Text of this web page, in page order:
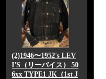
(2)1946〜1952's LEV
I'S（リーバイス） 50
6xx TYPE1 JK（1st J